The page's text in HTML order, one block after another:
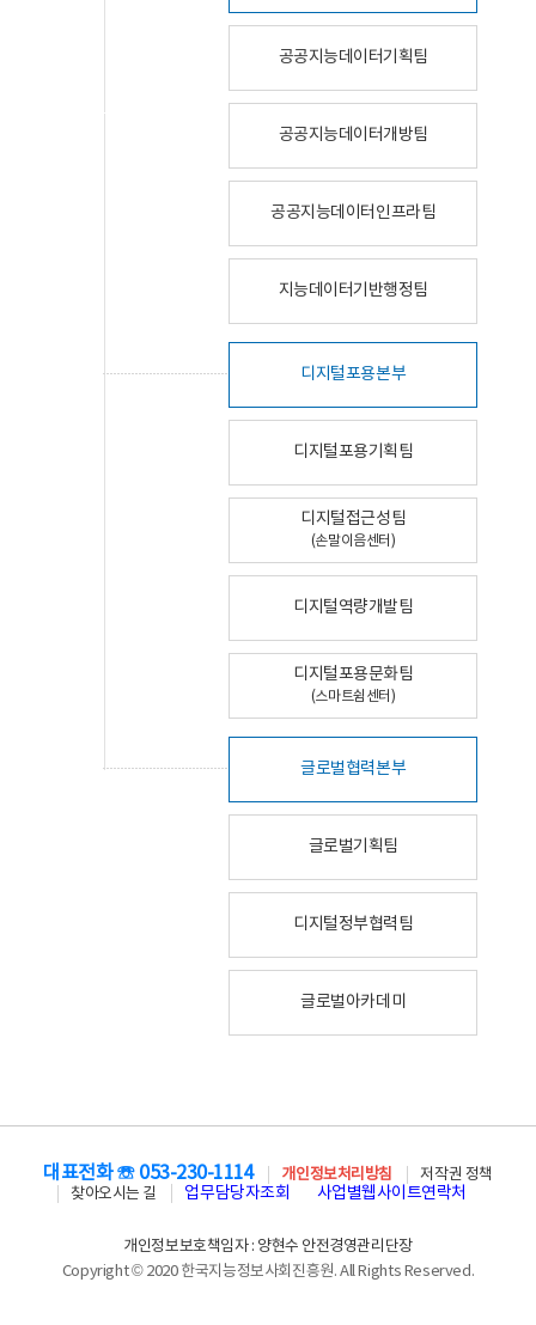
공공지능데이터기획팀
공공지능데이터개방팀
공공지능데이터인프라팀
지능데이터기반행정팀
디지털포용본부
디지털포용기획팀
디지털접근성팀
(손말이음센터)
디지털역량개발팀
디지털포용문화팀
(스마트쉼센터)
글로벌협력본부
글로벌기획팀
디지털정부협력팀
글로벌아카데미
대표전화 ☏ 053-230-1114 개인정보처리방침
저작권 정책
찾아오시는 길
업무담당자조회 사업별웹사이트연락처
개인정보보호책임자 : 양현수 안전경영관리단장
Copyright © 2020 한국지능정보사회진흥원. All Rights Reserved.